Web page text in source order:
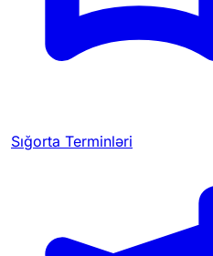
Sığorta Terminləri